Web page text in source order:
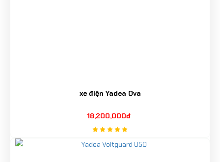
xe điện Yadea Ova
18,200,000đ